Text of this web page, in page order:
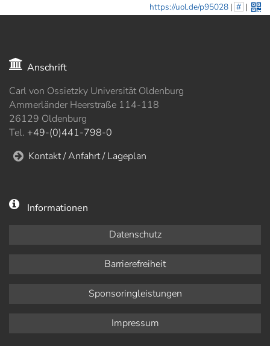
https://uol.de/p95028| # |
Anschrift
Carl von Ossietzky Universität Oldenburg
Ammerländer Heerstraße 114-118
26129 Oldenburg
Tel. +49-(0)441-798-0
Kontakt / Anfahrt / Lageplan
Informationen
Datenschutz
Barrierefreiheit
Sponsoringleistungen
Impressum